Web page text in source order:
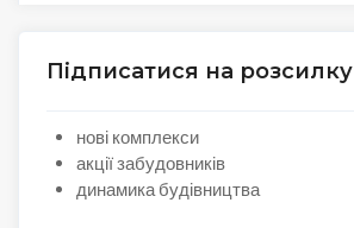
Підписатися на розсилку
нові комплекси
акції забудовників
динамика будівництва